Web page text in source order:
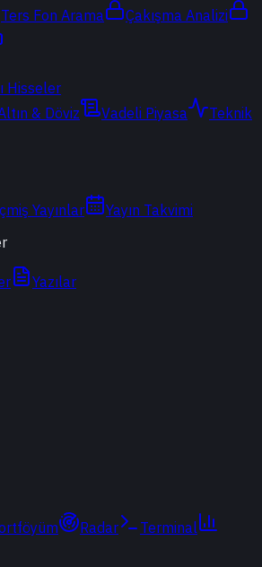
Ters Fon Arama
Çakışma Analizi
Hisseler
& Döviz Vadeli Piyasa
Teknik
Yayınlar
Yayın Takvimi
Yazılar
Radar
Terminal